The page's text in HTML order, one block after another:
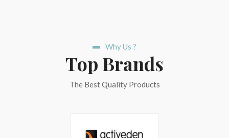
Why Us ?
Top Brands
The Best Quality Products